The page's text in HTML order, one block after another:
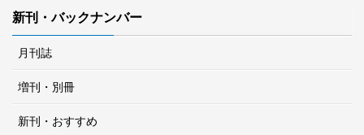
新刊・バックナンバー
月刊誌
増刊・別冊
新刊・おすすめ